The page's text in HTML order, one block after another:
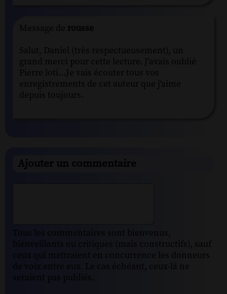
Message de rousse
Salut, Daniel (très respectueusement), un
grand merci pour cette lecture. J'avais oublié
Pierre loti...Je vais écouter tous vos
enregistrements de cet auteur que j'aime
depuis toujours.
Ajouter un commentaire
Tous les commentaires sont bienvenus,
bienveillants ou critiques (mais constructifs), sauf
ceux qui mettraient en concurrence les donneurs
de voix entre eux. Le cas échéant, ceux-là ne
seraient pas publiés.